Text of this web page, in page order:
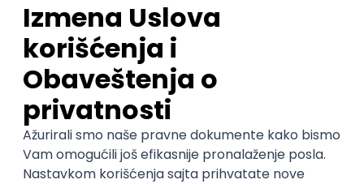
AI-First Growth Marketer
TelQ Telecom
Beograd | Hibrid
online intervju
02.09.2026.